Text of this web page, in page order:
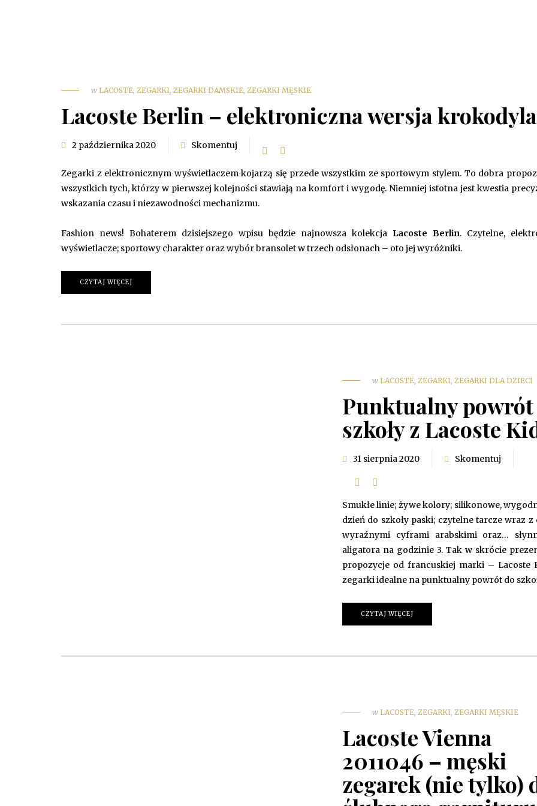
w LACOSTE ZEGARKI ZEGARKI DAMSKIE ZEGARKI MĘSKIE
Lacoste Berlin – elektroniczna wersja krokodyla
2 października 2020 Skomentuj
Zegarki z elektronicznym wyświetlaczem kojarzą się przede wszystkim ze sportowym stylem. To dobra
wszystkich tych, którzy w pierwszej kolejności stawiają na komfort i wygodę. Niemniej istotna jest kwestia
wskazania czasu i niezawodności mechanizmu.
Fashion news! Bohaterem dzisiejszego wpisu będzie najnowsza kolekcja Lacoste Berlin. Czytelne,
wyświetlacze; sportowy charakter oraz wybór bransolet w trzech odsłonach – oto jej wyróżniki.
CZYTAJ WIĘCEJ
w LACOSTE ZEGARKI ZEGARKI DLA DZIECI
Punktualny powrót
szkoły z Lacoste
31 sierpnia 2020 Skomentuj
Smukłe linie; żywe kolory; silikonowe,
dzień do szkoły paski; czytelne tarcze wraz z
wyraźnymi cyframi arabskimi oraz…
aligatora na godzinie 3. Tak w skrócie
propozycje od francuskiej marki – Lacoste
zegarki idealne na punktualny powrót do
CZYTAJ WIĘCEJ
w LACOSTE ZEGARKI ZEGARKI MĘSKIE
Lacoste Vienna
2011046 – męski
zegarek (nie tylko)